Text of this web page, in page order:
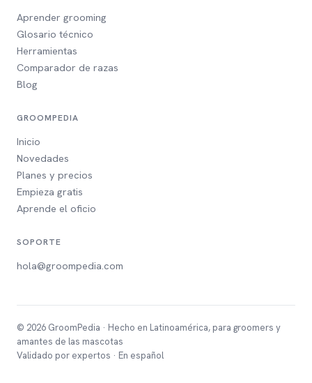
Aprender grooming
Glosario técnico
Herramientas
Comparador de razas
Blog
GROOMPEDIA
Inicio
Novedades
Planes y precios
Empieza gratis
Aprende el oficio
SOPORTE
hola@groompedia.com
© 2026 GroomPedia · Hecho en Latinoamérica, para groomers y
amantes de las mascotas
Validado por expertos · En español